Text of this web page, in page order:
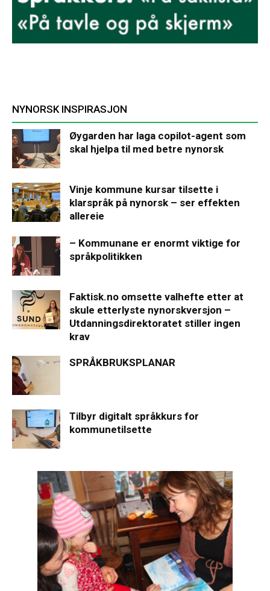
NYNORSK INSPIRASJON
Øygarden har laga copilot-agent som
skal hjelpa til med betre nynorsk
Vinje kommune kursar tilsette i
klarspråk på nynorsk – ser effekten
allereie
– Kommunane er enormt viktige for
språkpolitikken
Faktisk.no omsette valhefte etter at
skule etterlyste nynorskversjon –
Utdanningsdirektoratet stiller ingen
krav
SPRÅKBRUKSPLANAR
Tilbyr digitalt språkkurs for
kommunetilsette